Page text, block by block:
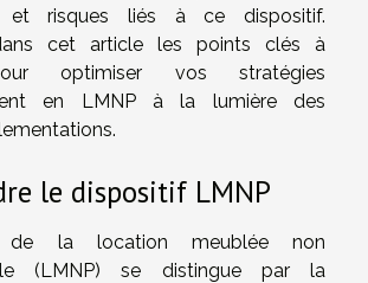
et risques liés à ce dispositif.
cet article les points clés à
optimiser vos stratégies
en LMNP à la lumière des
le dispositif LMNP
de la location meublée non
(LMNP) se distingue par la